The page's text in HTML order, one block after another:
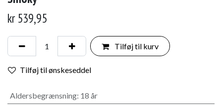
kr539,95
Tilføj til kurv
Tilføj til ønskeseddel
Aldersbegrænsning: 18 år